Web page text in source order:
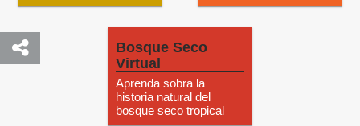
Bosque Seco
Virtual
Aprenda sobra la
historia natural del
bosque seco tropical